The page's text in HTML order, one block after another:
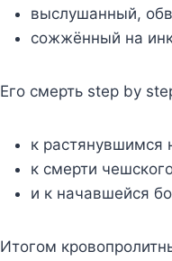
выслушанный,
сожжённый на
Его смерть step by
к растянувшимся
к смерти
и к начавшейся
Итогом